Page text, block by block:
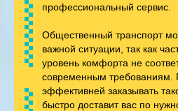
профессиональный сервис.
Общественный транспорт
важной ситуации, так как
уровень комфорта не
современным требованиям.
эффективней заказывать
быстро доставит вас по